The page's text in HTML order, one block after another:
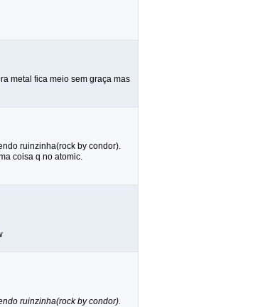
metal fica meio sem graça mas
ruinzinha(rock by condor).
coisa q no atomic.
ruinzinha(rock by condor).